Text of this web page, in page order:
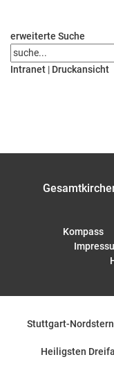
erweiterte Suche
Intranet | Druckansicht
Kompass
Stuttgart-Nordstern
Heiligsten